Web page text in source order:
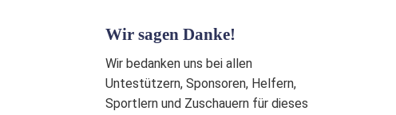
Wir sagen Danke!
Wir bedanken uns bei allen
Untestützern, Sponsoren, Helfern,
Sportlern und Zuschauern für dieses